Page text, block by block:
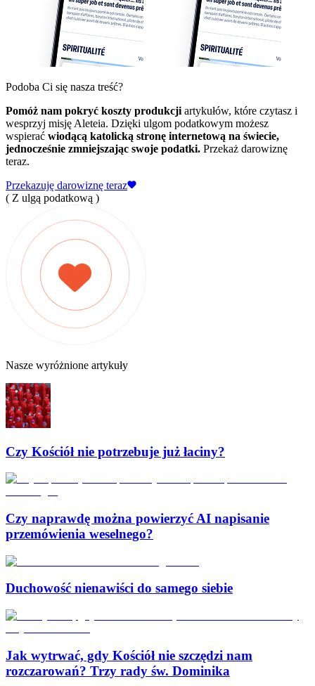
Podoba Ci się nasza treść?
Pomóż nam pokryć koszty produkcji artykułów, które czytasz i
wesprzyj misję Aleteia. Dzięki ulgom podatkowym możesz
wspierać wiodącą katolicką stronę internetową na świecie,
jednocześnie zmniejszając swoje podatki. Przekaż darowiznę
teraz.
Przekazuję darowiznę teraz
( Z ulgą podatkową )
Nasze wyróżnione artykuły
Czy Kościół nie potrzebuje już łaciny?
Czy naprawdę można powierzyć AI napisanie
przemówienia weselnego?
Duchowość nienawiści do samego siebie
Jak wytrwać, gdy Kościół nie szczędzi nam
rozczarowań? Trzy rady św. Dominika